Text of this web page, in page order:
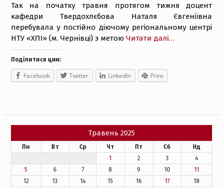
Так на початку травня протягом тижня доцент
кафедри Твердохлєбова Наталя Євгеніївна
перебувала у постійно діючому регіональному центрі
НТУ «ХПІ» (м. Чернівці) з метою Читати далі…
Поділитися цим:
Facebook Twitter LinkedIn Print
Травень 2025
Пн Вт Ср Чт Пт Сб
Нд
1
2 3
4
5
6 7 8 9 10
11
12
13 14 15 16 17
18